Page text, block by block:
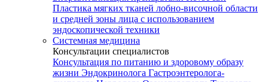
Пластика мягких тканей лобно-височной области
и средней зоны лица с использованием
эндоскопической техники
Системная медицина
Консультации специалистов
Консультация по питанию и здоровому образу
жизни Эндокринолога Гастроэнтеролога-